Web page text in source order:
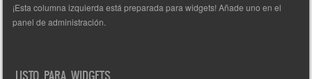
¡Esta columna izquierda está preparada para widgets! Añade uno en el
panel de administración.